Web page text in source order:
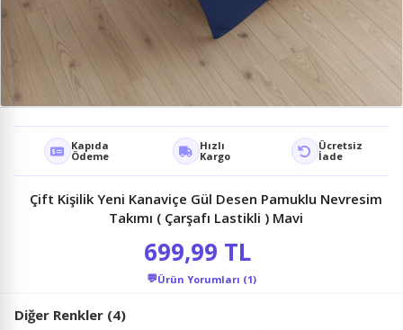
Kapıda
Ödeme
Hızlı
Kargo
Ücretsiz
İade
Çift Kişilik Yeni Kanaviçe Gül Desen Pamuklu Nevresim
Takımı ( Çarşafı Lastikli ) Mavi
699,99 TL
💬Ürün Yorumları (1)
Diğer Renkler (4)